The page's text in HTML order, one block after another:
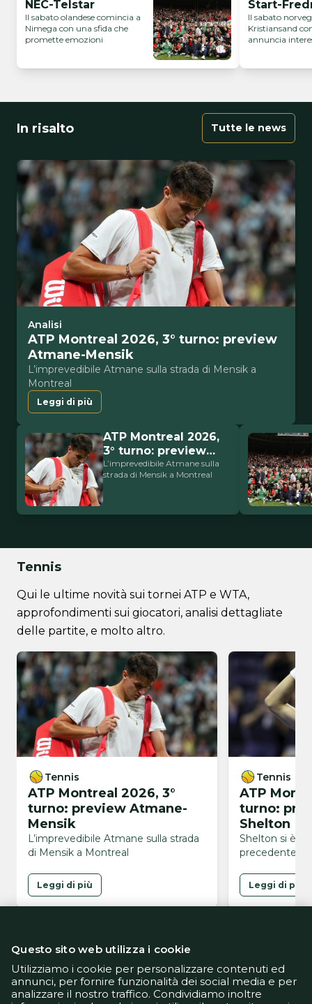
NEC-Telstar
Il sabato olandese comincia a
Nimega con una sfida che
promette emozioni
Start-
Il sabato
Kristiansand
annuncia
In risalto Tutte le news
Analisi
ATP Montreal 2026, 3° turno: preview
Atmane-Mensik
L’imprevedibile Atmane sulla strada di Mensik a
Montreal
Leggi di più
ATP Montreal 2026,
3° turno: preview
Atmane-Mensik
L’imprevedibile Atmane sulla
strada di Mensik a Montreal
Tennis
Qui le ultime novità sui tornei ATP e WTA,
approfondimenti sui giocatori, analisi dettagliate
delle partite, e molto altro.
Tennis
ATP Montreal 2026, 3°
turno: preview Atmane-
Mensik
L’imprevedibile Atmane sulla strada
di Mensik a Montreal
Leggi di più
Tennis
ATP
turno:
Shelton
Shelton si è
precedente
Leggi di più
Informativa Privacy
Questo sito web utilizza i cookie
Utilizziamo i cookie per personalizzare contenuti ed
annunci, per fornire funzionalità dei social media e per
analizzare il nostro traffico. Condividiamo inoltre